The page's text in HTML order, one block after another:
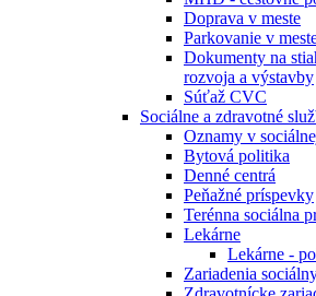
Doprava v meste
Parkovanie v
Dokumenty na
rozvoja a výstavby
Súťaž CVC
Sociálne a zdravotné
Oznamy v
Bytová politika
Denné centrá
Peňažné príspevky
Terénna sociálna
Lekárne
Lekárne -
Zariadenia